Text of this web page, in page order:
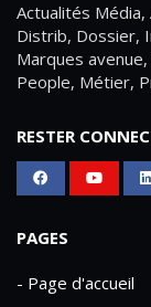
Actualités
Distrib, Dossier,
Marques
People, Métier,
RESTER
PAGES
- Page d'accueil